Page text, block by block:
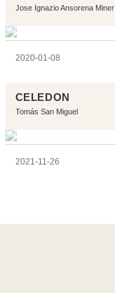
Jose Ignazio Ansorena Miner
2020-01-08
CELEDON
Tomás San Miguel
2021-11-26